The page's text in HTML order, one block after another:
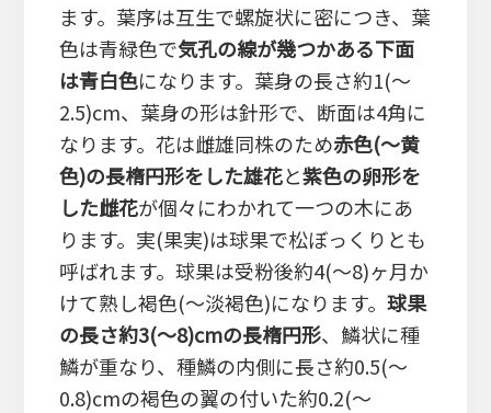
ます。葉序は互生で螺旋状に密につき、葉
色は青緑色で気孔の線が幾つかある下面
は青白色になります。葉身の長さ約1(～
2.5)cm、葉身の形は針形で、断面は4角に
なります。花は雌雄同株のため赤色(～黄
色)の長楕円形をした雄花と紫色の卵形を
した雌花が個々にわかれて一つの木にあ
ります。実(果実)は球果で松ぼっくりとも
呼ばれます。球果は受粉後約4(～8)ヶ月か
けて熟し褐色(～淡褐色)になります。 球果
の長さ約3(～8)cmの長楕円形、鱗状に種
鱗が重なり、種鱗の内側に長さ約0.5(～
0.8)cmの褐色の翼の付いた約0.2(～